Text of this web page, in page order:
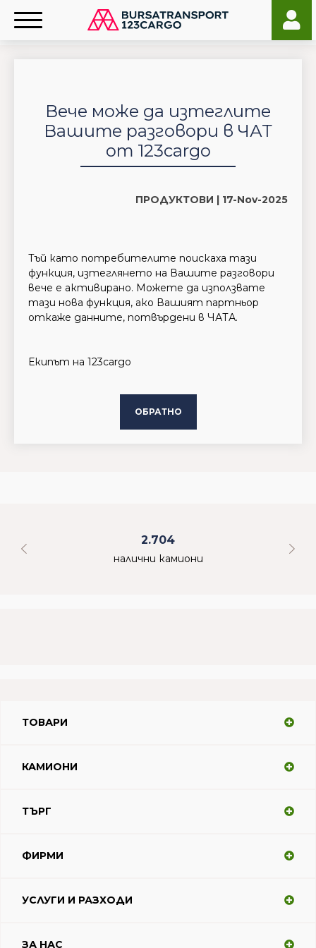
Вече може да изтеглите
Вашите разговори в ЧАТ
от 123cargo
ПРОДУКТОВИ | 17-Nov-2025
Тъй като потребителите поискаха тази
функция, изтеглянето на Вашите разговори
вече е активирано. Можете да използвате
тази нова функция, ако Вашият партньор
откаже данните, потвърдени в ЧАТА.
Екипът на 123cargo
ОБРАТНО
2.704
налични камиони
ТОВАРИ
КАМИОНИ
ТЪРГ
ФИРМИ
УСЛУГИ И РАЗХОДИ
ЗА НАС